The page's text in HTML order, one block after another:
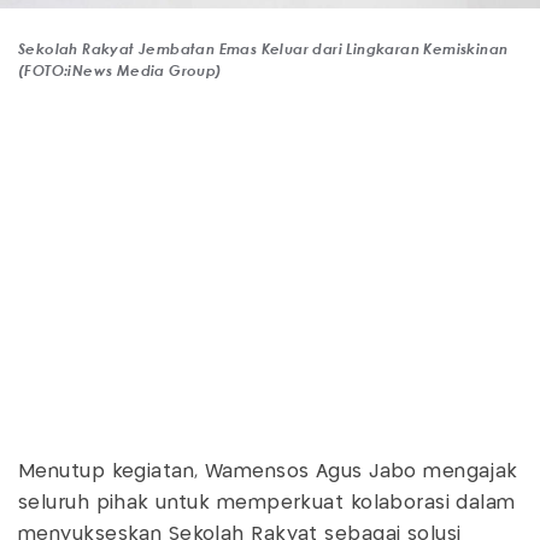
Sekolah Rakyat Jembatan Emas Keluar dari Lingkaran Kemiskinan
(FOTO:iNews Media Group)
Menutup kegiatan, Wamensos Agus Jabo mengajak
seluruh pihak untuk memperkuat kolaborasi dalam
menyukseskan Sekolah Rakyat sebagai solusi